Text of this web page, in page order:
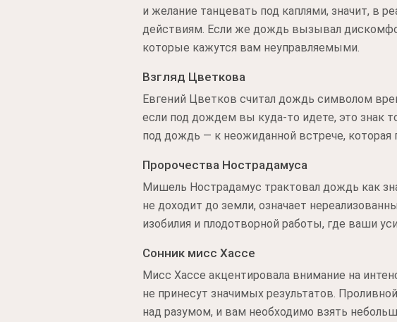
и желание танцевать под каплями, значит,
действиям. Если же дождь вызывал
которые кажутся вам неуправляемыми.
Взгляд Цветкова
Евгений Цветков считал дождь символом
если под дождем вы куда-то идете, это знак
под дождь — к неожиданной встрече,
Пророчества Нострадамуса
Мишель Нострадамус трактовал дождь как
не доходит до земли, означает
изобилия и плодотворной работы, где ваши
Сонник мисс Хассе
Мисс Хассе акцентировала внимание на
не принесут значимых результатов.
над разумом, и вам необходимо взять